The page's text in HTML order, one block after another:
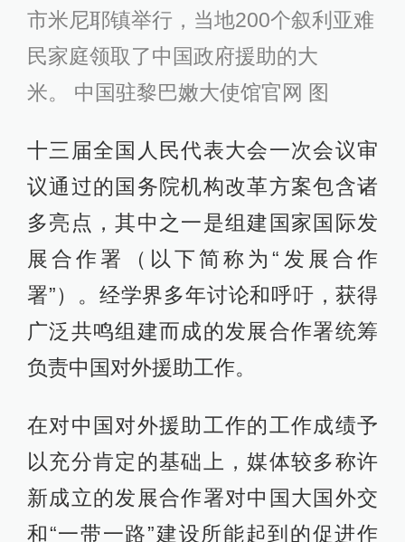
市米尼耶镇举行，当地200个叙利亚难
民家庭领取了中国政府援助的大
米。 中国驻黎巴嫩大使馆官网 图
十三届全国人民代表大会一次会议审
议通过的国务院机构改革方案包含诸
多亮点，其中之一是组建国家国际发
展合作署（以下简称为“发展合作
署”）。经学界多年讨论和呼吁，获得
广泛共鸣组建而成的发展合作署统筹
负责中国对外援助工作。
在对中国对外援助工作的工作成绩予
以充分肯定的基础上，媒体较多称许
新成立的发展合作署对中国大国外交
和“一带一路”建设所能起到的促进作